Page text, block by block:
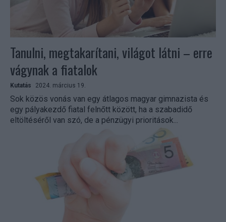
Tanulni, megtakarítani, világot látni – erre
vágynak a fiatalok
Kutatás 2024. március 19.
Sok közös vonás van egy átlagos magyar gimnazista és
egy pályakezdő fiatal felnőtt között, ha a szabadidő
eltöltéséről van szó, de a pénzügyi prioritások...